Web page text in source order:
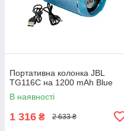
Портативна колонка JBL
TG116C на 1200 mAh Blue
В наявності
1 316 ₴ 2 633 ₴